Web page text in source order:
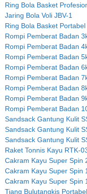
Ring Bola Basket
Jaring Bola Voli JBV-1
Ring Bola Basket
Rompi Pemberat Badan
Rompi Pemberat Badan
Rompi Pemberat Badan
Rompi Pemberat Badan
Rompi Pemberat Badan
Rompi Pemberat Badan
Rompi Pemberat Badan
Rompi Pemberat Badan
Sandsack Gantung Kulit
Sandsack Gantung Kulit
Sandsack Gantung Kulit
Raket Tonnis Kayu RTK-
Cakram Kayu Super Spin
Cakram Kayu Super Spin
Cakram Kayu Super Spin
Tiang Bulutangkis